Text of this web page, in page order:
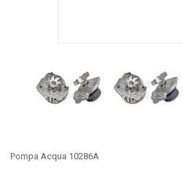
Pompa Acqua 10286A